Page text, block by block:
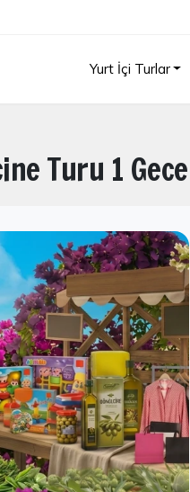
Yurt İçi Turlar
Turu 1